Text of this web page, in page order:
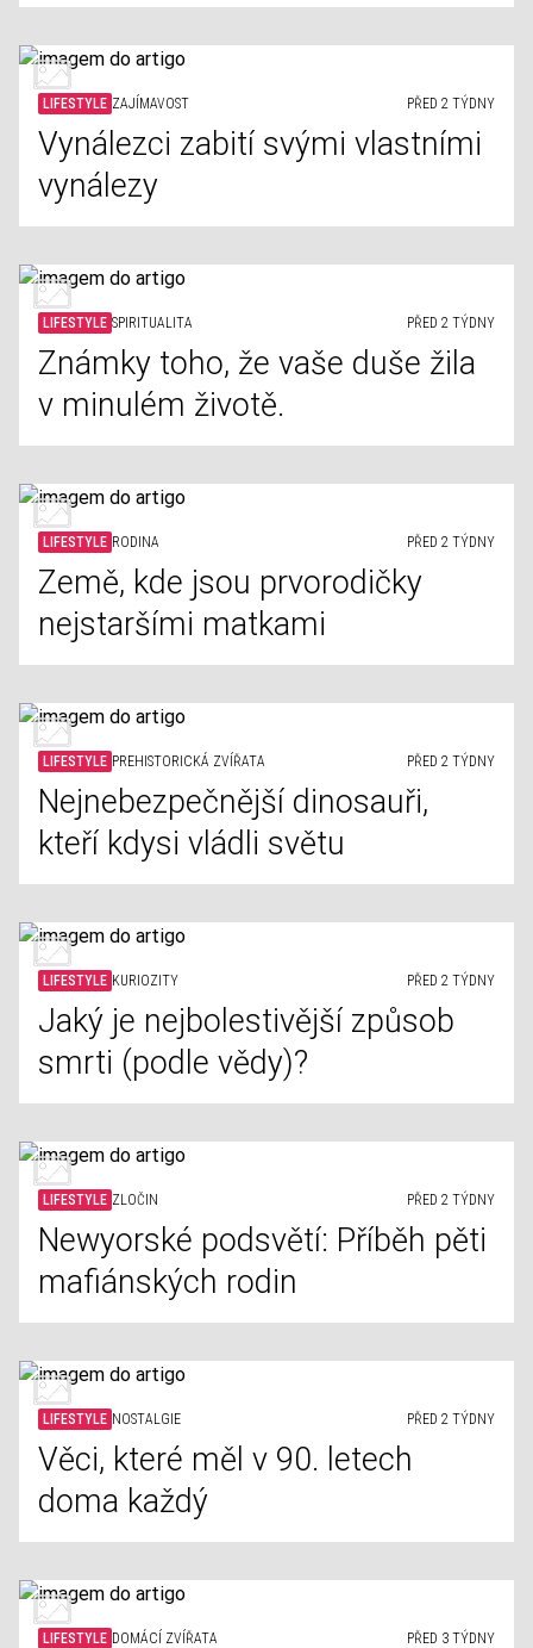
LIFESTYLE ZAJÍMAVOST PŘED 2 TÝDNY
Vynálezci zabití svými vlastními
vynálezy
LIFESTYLE SPIRITUALITA PŘED 2 TÝDNY
Známky toho, že vaše duše žila
v minulém životě.
LIFESTYLE RODINA PŘED 2 TÝDNY
Země, kde jsou prvorodičky
nejstaršími matkami
LIFESTYLE PREHISTORICKÁ ZVÍŘATA PŘED 2 TÝDNY
Nejnebezpečnější dinosauři,
kteří kdysi vládli světu
LIFESTYLE KURIOZITY PŘED 2 TÝDNY
Jaký je nejbolestivější způsob
smrti (podle vědy)?
LIFESTYLE ZLOČIN PŘED 2 TÝDNY
Newyorské podsvětí: Příběh pěti
mafiánských rodin
LIFESTYLE NOSTALGIE PŘED 2 TÝDNY
Věci, které měl v 90. letech
doma každý
LIFESTYLE DOMÁCÍ ZVÍŘATA PŘED 3 TÝDNY